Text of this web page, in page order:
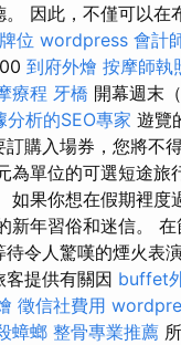
因此，不僅可以
牌位 wordpress 會計
到府外燴 按摩師執
療程 牙橋 開幕週末
分析的SEO專家 遊覽
購入場券，您將不
為單位的可選短途旅
如果你想在假期裡
新年習俗和迷信。
令人驚嘆的煙火表
提供有關因 buffet
徵信社費用
蟑螂 整骨專業推薦